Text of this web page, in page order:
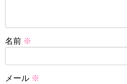
名前 ※
メール ※